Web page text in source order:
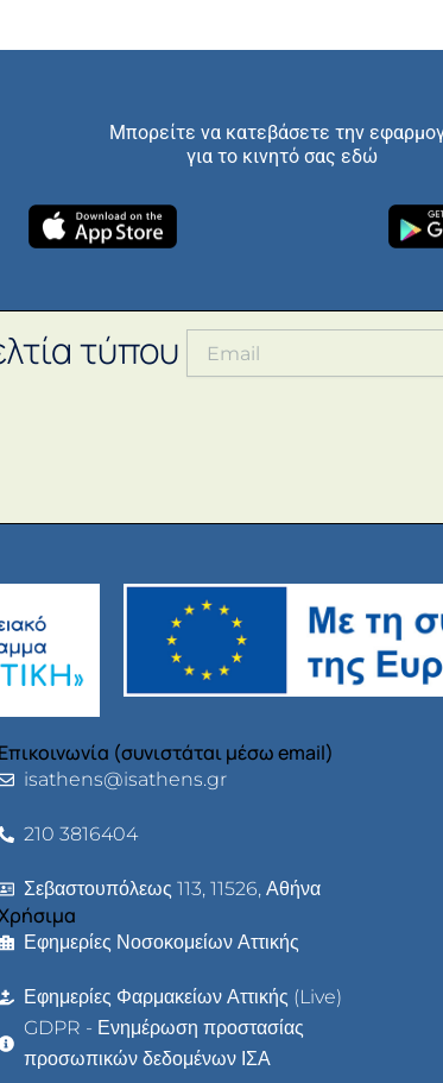
Μπορείτε να κατεβάσετε την
για το κινητό σας εδώ
τύπου
Επικοινωνία (συνιστάται μέσω email)
isathens@isathens.gr
210 3816404
Σεβαστουπόλεως 113, 11526, Αθήνα
Εφημερίες Νοσοκομείων Αττικής
Εφημερίες Φαρμακείων Αττικής (Live)
GDPR - Ενημέρωση προστασίας
προσωπικών δεδομένων ΙΣΑ